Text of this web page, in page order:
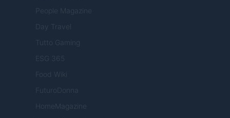
People Magazine
Day Travel
Tutto Gaming
ESG 365
Food Wiki
FuturoDonna
HomeMagazine